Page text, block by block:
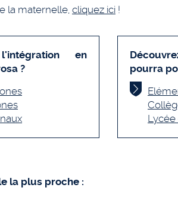
la maternelle, cliquez ici !
en
?
pourra
Lycée
la plus proche :